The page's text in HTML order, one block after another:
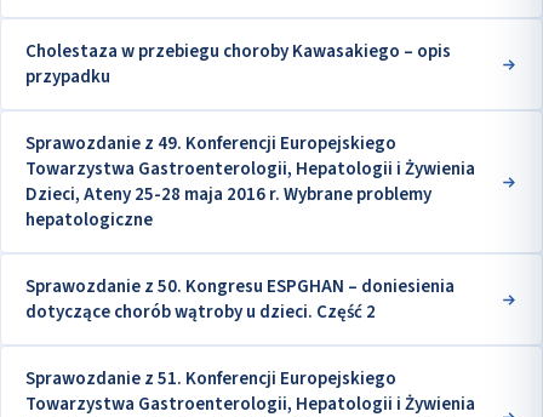
Cholestaza w przebiegu choroby Kawasakiego – opis
przypadku
Sprawozdanie z 49. Konferencji Europejskiego
Towarzystwa Gastroenterologii, Hepatologii i Żywienia
Dzieci, Ateny 25-28 maja 2016 r. Wybrane problemy
hepatologiczne
Sprawozdanie z 50. Kongresu ESPGHAN – doniesienia
dotyczące chorób wątroby u dzieci. Część 2
Sprawozdanie z 51. Konferencji Europejskiego
Towarzystwa Gastroenterologii, Hepatologii i Żywienia